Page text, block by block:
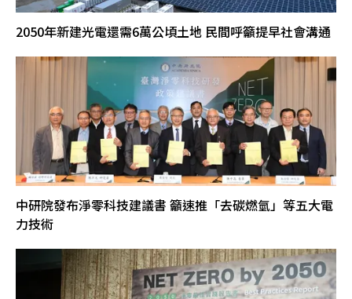
2050年新建光電還需6萬公頃土地 民間呼籲提早社會溝通
中研院發布淨零科技建議書 籲速推「去碳燃氫」等五大電
力技術